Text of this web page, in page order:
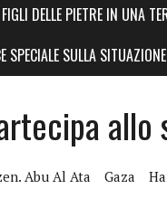
DELLE PIETRE IN UNA
SPECIALE SULLA
allo
Abu Al Ata Gaza